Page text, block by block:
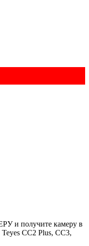
и получите камеру в
CC2 Plus, CC3,